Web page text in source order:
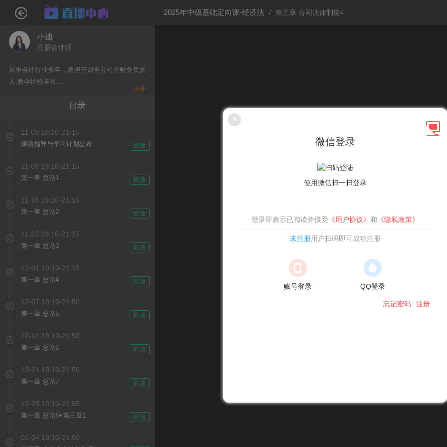
2025年中级基础定向课-经济法 第五章 合同法律制度4
小迪
注册会计师
从事会计行业多年，曾担任财务公司的财务负责
人,教学经验丰富,...
展开
目录
11-03 19:10-21:15
课前指导与学习计划公布 回放
11-09 19:10-21:15
第一章 总论1 回放
11-16 19:10-21:15
第一章 总论2 回放
11-23 19:10-21:15
第一章 总论3 回放
12-01 19:10-21:15
第一章 总论4 回放
12-07 19:10-21:50
第一章 总论5 回放
12-14 19:10-21:50
第一章 总论6 回放
12-21 19:10-21:50
第一章 总论7 回放
12-28 19:10-21:50
第一章 总论8+第三章1 回放
01-04 19:10-21:50
×
微信登录
使用微信扫一扫登录
登录即表示已阅读并接受 《用户协议》 和 《隐私政策》
未注册用户扫码即可成功注册
账号登录 QQ登录
注册
忘记密码